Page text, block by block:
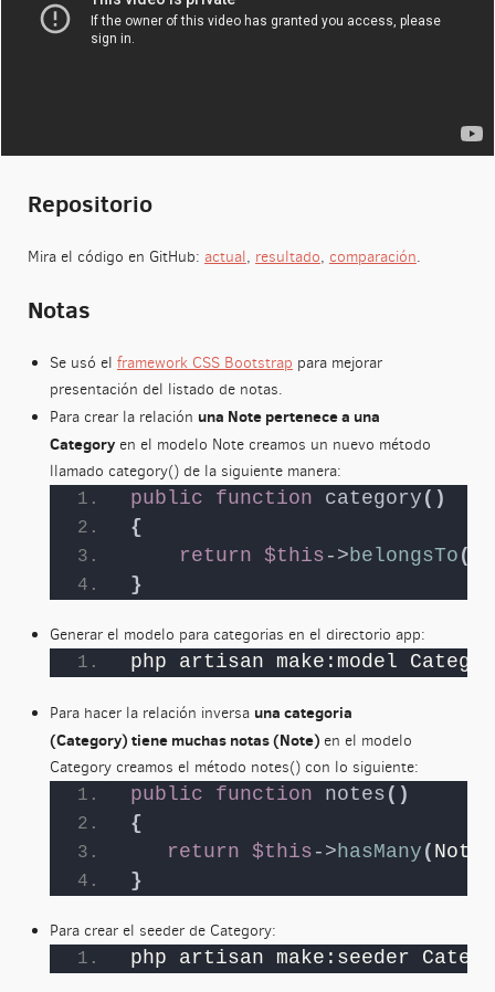
Repositorio
Mira el código en GitHub: actual, resultado, comparación.
Notas
Se usó el framework CSS Bootstrap para mejorar
presentación del listado de notas.
Para crear la relación una Note pertenece a una
Categoryen el modelo Note creamos un nuevo método
llamado category() de la siguiente manera:
public function category ()
{
return $this -> belongsTo (
}
Generar el modelo para categorias en el directorio app:
php artisan make:model
Para hacer la relación inversa una categoria
(Category) tiene muchas notas (Note) en el modelo
Category creamos el método notes() con lo siguiente:
public function notes ()
{
return $this -> hasMany ( Note
}
Para crear el seeder de Category:
php artisan make:seeder